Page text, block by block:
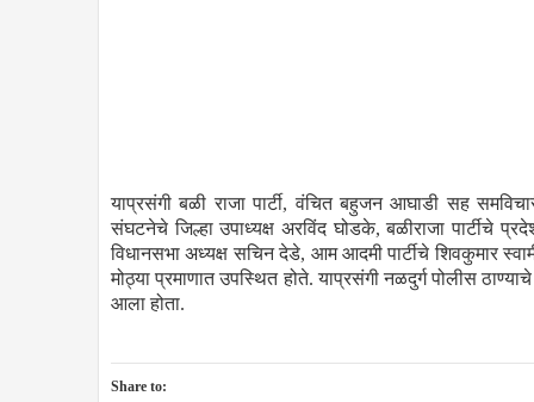
याप्रसंगी बळी राजा पार्टी, वंचित बहुजन आघाडी सह
संघटनेचे जिल्हा उपाध्यक्ष अरविंद घोडके, बळीराजा पार्टीचे
विधानसभा अध्यक्ष सचिन देडे, आम आदमी पार्टीचे शिवकुमार
मोठ्या प्रमाणात उपस्थित होते. याप्रसंगी नळदुर्ग पोलीस
आला होता.
Share to: